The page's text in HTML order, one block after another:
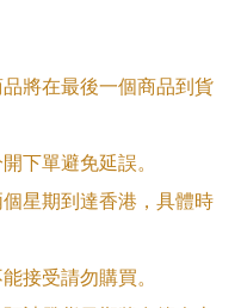
將在最後一個商品到貨
下單避免延誤。
星期到達香港，具體時
接受請勿購買。